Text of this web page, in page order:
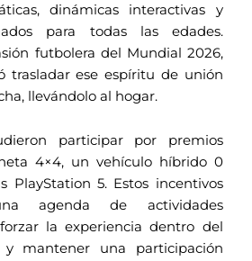
dinámicas interactivas y
para todas las edades.
futbolera del Mundial 2026,
trasladar ese espíritu de unión
llevándolo al hogar.
participar por premios
4×4, un vehículo híbrido 0
PlayStation 5. Estos incentivos
agenda de actividades
la experiencia dentro del
y mantener una participación